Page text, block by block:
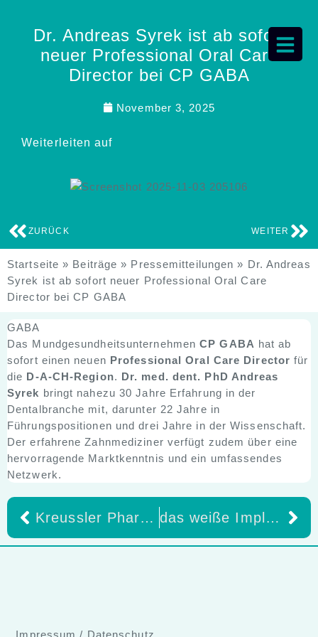
Dr. Andreas Syrek ist ab sofort
neuer Professional Oral Care
Director bei CP GABA
November 3, 2025
Weiterleiten auf
ZURÜCK WEITER
Startseite » Beiträge » Pressemitteilungen » Dr. Andreas
Syrek ist ab sofort neuer Professional Oral Care
Director bei CP GABA
GABA
Das MundgesundheitsunternehmenCP GABA hat ab
sofort einen neuen Professional Oral Care Director für
die D-A-CH-Region. Dr. med. dent. PhD Andreas
Syrek bringt nahezu 30 Jahre Erfahrung in der
Dentalbranche mit, darunter 22 Jahre in
Führungspositionen und drei Jahre in der Wissenschaft.
Der erfahrene Zahnmediziner verfügt zudem über eine
hervorragende Marktkenntnis und ein umfassendes
Netzwerk.
Kreussler Pharma präsentiert neue Website – moderner, übersichtlicher, kundenorientiert das weiße Implantat, das neue Maßstäbe setzt (Teil 1)
Impressum / Datenschutz